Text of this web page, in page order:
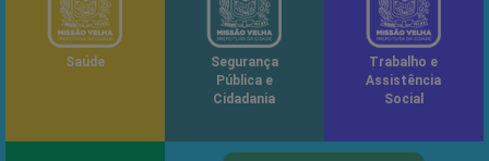
Saúde
Segurança
Pública e
Cidadania
Trabalho e
Assistência
Social